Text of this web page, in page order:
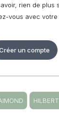
rien de plus
vous avec
un compte